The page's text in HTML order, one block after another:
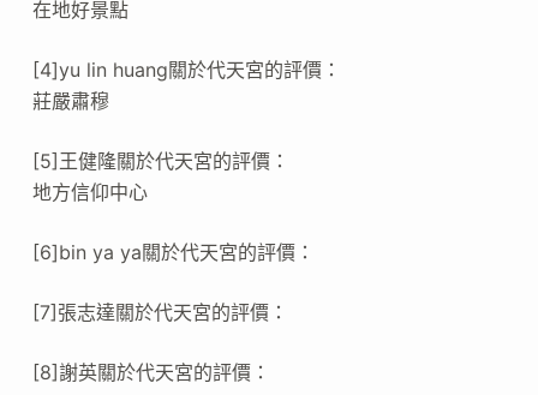
在地好景點
[4]yu lin huang關於代天宮的評價：
莊嚴肅穆
[5]王健隆關於代天宮的評價：
地方信仰中心
[6]bin ya ya關於代天宮的評價：
[7]張志達關於代天宮的評價：
[8]謝英關於代天宮的評價：